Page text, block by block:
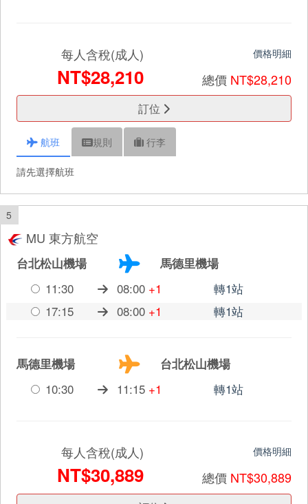
每人含稅(成人)
NT$28,210
價格明細
總價 NT$28,210
訂位
航班 規則 行李
請先選擇航班
5
MU 東方航空
台北松山機場
馬德里機場
11:30
08:00 +1
轉1站
17:15
08:00 +1 轉1站
馬德里機場
台北松山機場
10:30
11:15 +1 轉1站
每人含稅(成人)
NT$30,889
價格明細
總價 NT$30,889